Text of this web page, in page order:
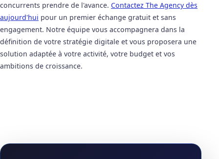
concurrents prendre de l'avance. Contactez The Agency dès
aujourd'hui pour un premier échange gratuit et sans
engagement. Notre équipe vous accompagnera dans la
définition de votre stratégie digitale et vous proposera une
solution adaptée à votre activité, votre budget et vos
ambitions de croissance.